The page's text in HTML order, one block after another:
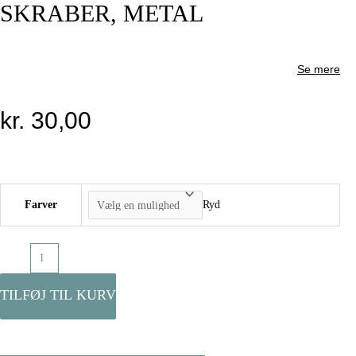
SKRABER, METAL
Se mere
kr. 30,00
Farver Ryd
metal
antal
TILFØJ TIL KURV